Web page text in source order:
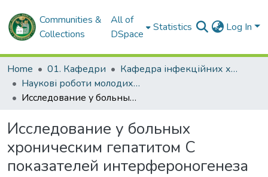
Communities &
Collections
All of
DSpace
Statistics Log In
Home 01. Кафедри
Кафедра інфекційних хвороб
Наукові роботи молодих дослідників. Кафедра інфекційних хвороб
Исследование у больных хроническим гепатитом С показателей интерфероногенеза
Исследование у больных
хроническим гепатитом С
показателей интерфероногенеза